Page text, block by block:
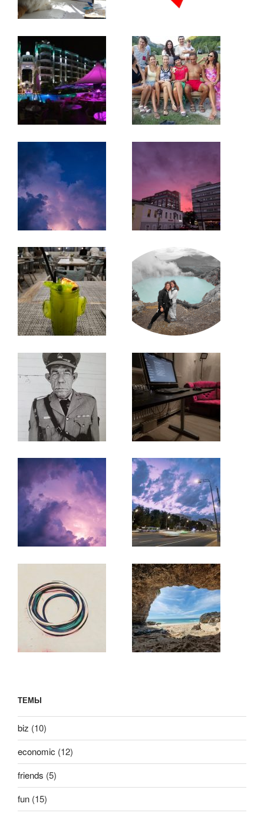
ТЕМЫ
biz (10)
economic (12)
friends (5)
fun (15)